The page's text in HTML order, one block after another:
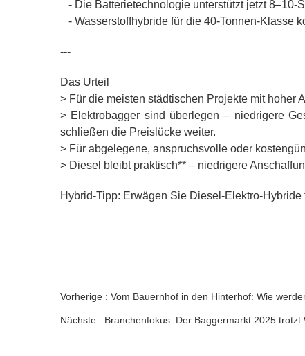
- Die Batterietechnologie unterstützt jetzt 8–10-
- Wasserstoffhybride für die 40-Tonnen-Klasse
---
Das Urteil
> Für die meisten städtischen Projekte mit hoher
> Elektrobagger sind überlegen – niedrigere
schließen die Preislücke weiter.
> Für abgelegene, anspruchsvolle oder
> Diesel bleibt praktisch** – niedrigere
Hybrid-Tipp: Erwägen Sie Diesel-Elektro-
Vorherige : Vom Bauernhof in den Hinterhof: Wie
Nächste : Branchenfokus: Der Baggermarkt 2025